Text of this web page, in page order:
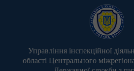
Управління інспекційної
області Центрального